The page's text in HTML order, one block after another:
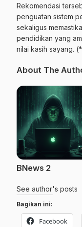
Rekomendasi
penguatan sistem
sekaligus
pendidikan yang
nilai kasih sayang.
About The
BNews 2
See author's posts
Bagikan ini:
Facebook